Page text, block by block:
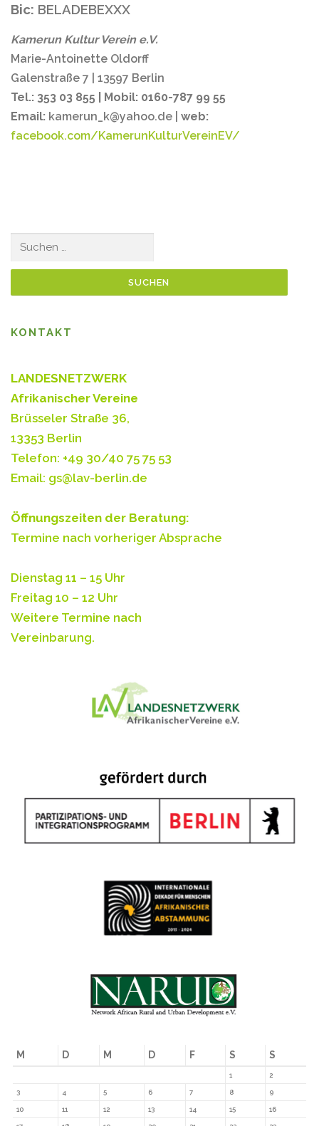
Bic: BELADEBEXXX
Kamerun Kultur Verein e.V.
Marie-Antoinette Oldorff
Galenstraße 7 | 13597 Berlin
Tel.: 353 03 855 | Mobil: 0160-787 99 55
Email: kamerun_k@yahoo.de | web:
facebook.com/KamerunKulturVereinEV/
Suchen
KONTAKT
LANDESNETZWERK
Afrikanischer Vereine
Brüsseler Straße 36,
13353 Berlin
Telefon: +49 30/40 75 75 53
Email: gs@lav-berlin.de
Öffnungszeiten der Beratung:
Termine nach vorheriger Absprache
Dienstag 11 – 15 Uhr
Freitag 10 – 12 Uhr
Weitere Termine nach
Vereinbarung.
M D M D F S S
1 2
3 4 5 6 7 8 9
10 11 12 13 14 15 16